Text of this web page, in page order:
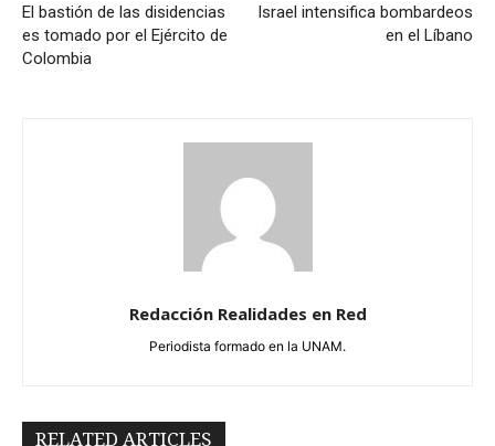
El bastión de las disidencias
es tomado por el Ejército de
Colombia
Israel intensifica bombardeos
en el Líbano
Redacción Realidades en Red
Periodista formado en la UNAM.
RELATED ARTICLES